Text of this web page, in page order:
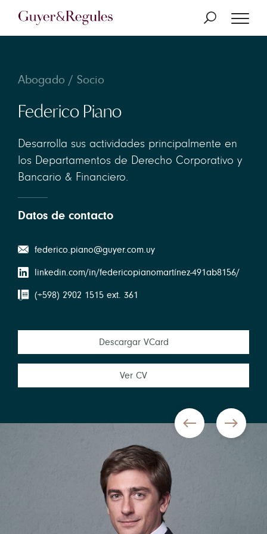
Abogado / Socio
Federico Piano
Desarrolla sus actividades principalmente en
los Departamentos de Derecho Corporativo y
Bancario & Financiero.
Datos de contacto
federico.piano@guyer.com.uy
linkedin.com/in/federicopianomartínez-491ab8156/
(+598) 2902 1515 ext. 361
Descargar VCard
Ver CV